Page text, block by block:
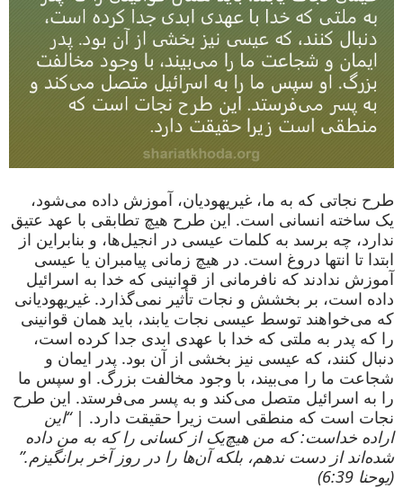
طرح نجاتی که به ما، غیریهودیان، آموزش داده می‌شود،
یک ساخته انسانی است. این طرح هیچ تطابقی با عهد عتیق
ندارد، چه برسد به کلمات عیسی در انجیل‌ها، و بنابراین از
ابتدا تا انتها دروغ است. در هیچ زمانی پیامبران یا عیسی
آموزش ندادند که نافرمانی از قوانینی که خدا به اسرائیل
داده است، بر بخشش و نجات تأثیر نمی‌گذارد. غیریهودیانی
که می‌خواهند توسط عیسی نجات یابند، باید همان قوانینی
را که پدر به ملتی که خدا با عهدی ابدی جدا کرده است،
دنبال کنند، که عیسی نیز بخشی از آن بود. پدر ایمان و
شجاعت ما را می‌بیند، با وجود مخالفت بزرگ. او سپس ما
را به اسرائیل متصل می‌کند و به پسر می‌فرستد. این طرح
نجات است که منطقی است زیرا حقیقت دارد. |“این
اراده خداست: که من هیچ‌یک از کسانی را که به من داده
شده‌اند از دست ندهم، بلکه آن‌ها را در روز آخر برانگیزم.”
(یوحنا 6:39)